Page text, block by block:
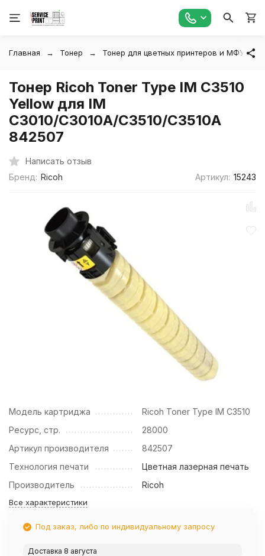
Главная Тонер Тонер для цветных принтеров и МФУ
Тонер Ricoh Toner Type IM C3510
Yellow для IM
C3010/C3010A/C3510/C3510A
842507
Написать отзыв
Бренд: Ricoh Артикул: 15243
Модель картриджа
Ricoh Toner Type IM C3510
Ресурс, стр.
28000
Артикул производителя
842507
Технология печати
Цветная лазерная печать
Производитель
Ricoh
Все характеристики
Под заказ, либо по индивидуальному запросу
Доставка 8 августа